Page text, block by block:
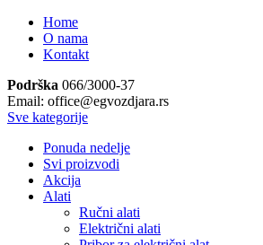
Home
O nama
Kontakt
Podrška 066/3000-37
Email: office@egvozdjara.rs
Sve kategorije
Ponuda nedelje
Svi proizvodi
Akcija
Alati
Ručni alati
Električni alati